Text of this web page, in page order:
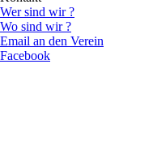
Wer sind wir ?
Wo sind wir ?
Email an den Verein
Facebook